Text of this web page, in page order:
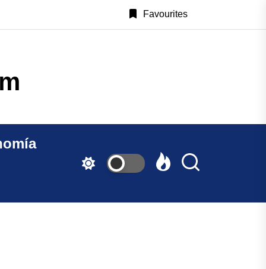
Favourites